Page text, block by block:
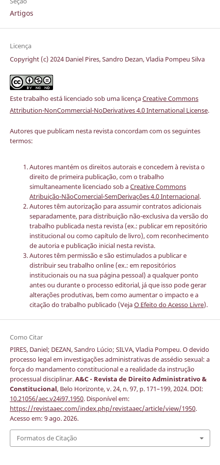
Artigos
Licença
Copyright (c) 2024 Daniel Pires, Sandro Dezan, Vladia Pompeu Silva
Este trabalho está licenciado sob uma licençaCreative Commons
Attribution-NonCommercial-NoDerivatives 4.0 International License.
Autores que publicam nesta revista concordam com os seguintes
termos:
Autores mantém os direitos autorais e concedem à revista o
direito de primeira publicação, com o trabalho
simultaneamente licenciado sob aCreative Commons
Atribuição-NãoComercial-SemDerivações 4.0 Internacional.
Autores têm autorização para assumir contratos adicionais
separadamente, para distribuição não-exclusiva da versão do
trabalho publicada nesta revista (ex.: publicar em repositório
institucional ou como capítulo de livro), com reconhecimento
de autoria e publicação inicial nesta revista.
Autores têm permissão e são estimulados a publicar e
distribuir seu trabalho online (ex.: em repositórios
institucionais ou na sua página pessoal) a qualquer ponto
antes ou durante o processo editorial, já que isso pode gerar
alterações produtivas, bem como aumentar o impacto e a
citação do trabalho publicado (VejaO Efeito do Acesso Livre).
Como Citar
PIRES, Daniel; DEZAN, Sandro Lúcio; SILVA, Vladia Pompeu. O devido
processo legal em investigações administrativas de assédio sexual: a
força do mandamento constitucional e a realidade da instrução
processual disciplinar.A&C - Revista de Direito Administrativo &
Constitucional, Belo Horizonte, v. 24, n. 97, p. 171–199, 2024. DOI:
10.21056/aec.v24i97.1950. Disponível em:
https://revistaaec.com/index.php/revistaaec/article/view/1950.
Acesso em: 9 ago. 2026.
Formatos de Citação